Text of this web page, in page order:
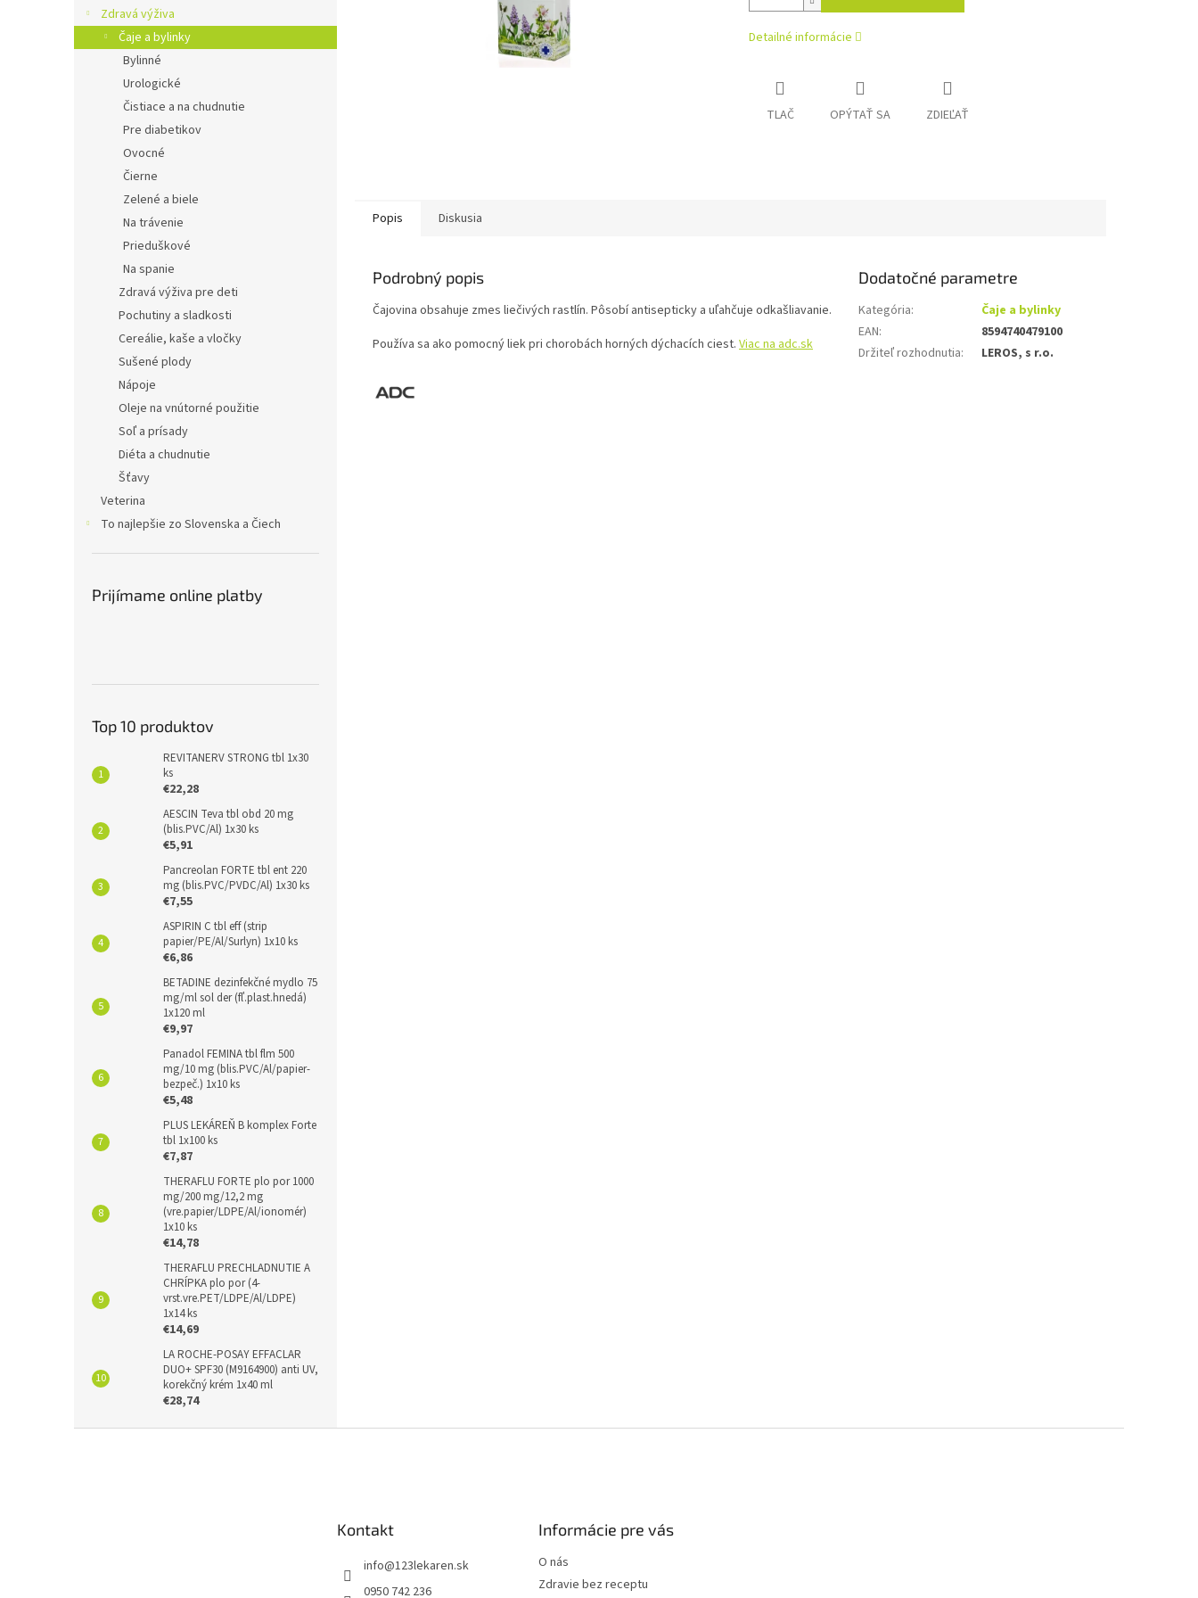
Zdravá výživa
Čaje a bylinky
Bylinné
Urologické
Čistiace a na chudnutie
Pre diabetikov
Ovocné
Čierne
Zelené a biele
Na trávenie
Prieduškové
Na spanie
Zdravá výživa pre deti
Pochutiny a sladkosti
Cereálie, kaše a vločky
Sušené plody
Nápoje
Oleje na vnútorné použitie
Soľ a prísady
Diéta a chudnutie
Šťavy
Veterina
To najlepšie zo Slovenska a Čiech
Prijímame online platby
Top 10 produktov
REVITANERV STRONG tbl 1x30
ks
€22,28
AESCIN Teva tbl obd 20 mg
(blis.PVC/Al) 1x30 ks
€5,91
Pancreolan FORTE tbl ent 220
mg (blis.PVC/PVDC/Al) 1x30 ks
€7,55
ASPIRIN C tbl eff (strip
papier/PE/Al/Surlyn) 1x10 ks
€6,86
BETADINE dezinfekčné mydlo 75
mg/ml sol der (fľ.plast.hnedá)
1x120 ml
€9,97
Panadol FEMINA tbl flm 500
mg/10 mg (blis.PVC/Al/papier-
bezpeč.) 1x10 ks
€5,48
PLUS LEKÁREŇ B komplex Forte
tbl 1x100 ks
€7,87
THERAFLU FORTE plo por 1000
mg/200 mg/12,2 mg
(vre.papier/LDPE/Al/ionomér)
1x10 ks
€14,78
THERAFLU PRECHLADNUTIE A
CHRÍPKA plo por (4-
vrst.vre.PET/LDPE/Al/LDPE)
1x14 ks
€14,69
LA ROCHE-POSAY EFFACLAR
DUO+ SPF30 (M9164900) anti UV,
korekčný krém 1x40 ml
€28,74
Detailné informácie
TLAČ OPÝTAŤ SA ZDIEĽAŤ
Popis Diskusia
Podrobný popis
Čajovina obsahuje zmes liečivých rastlín. Pôsobí antisepticky a uľahčuje odkašliavanie.
Používa sa ako pomocný liek pri chorobách horných dýchacích ciest. Viac na adc.sk
Dodatočné parametre
Kategória:
Čaje a bylinky
EAN:
8594740479100
Držiteľ rozhodnutia: LEROS, s r.o.
Kontakt
info@123lekaren.sk
0950 742 236
Informácie pre vás
O nás
Zdravie bez receptu